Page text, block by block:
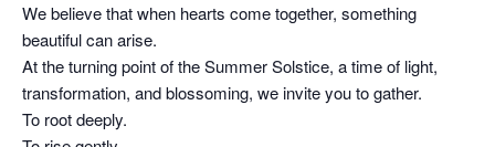
We believe that when hearts come together, something
beautiful can arise.
At the turning point of the Summer Solstice, a time of light,
transformation, and blossoming, we invite you to gather.
To root deeply.